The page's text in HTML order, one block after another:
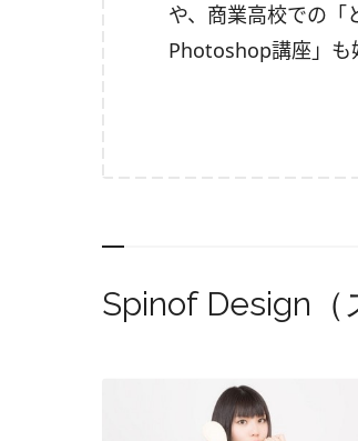
や、商業高校での
Photoshop講座」も
Spinof Design